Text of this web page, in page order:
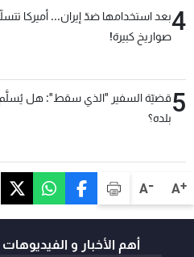
A+
A-
4بعد استخدامها ضدّ إيران... أميركا
صواريخ كبيرة!
5قضيّة السفير "الذي سقط": هل يُسلَّم
بلده؟
أهم الأخبار و